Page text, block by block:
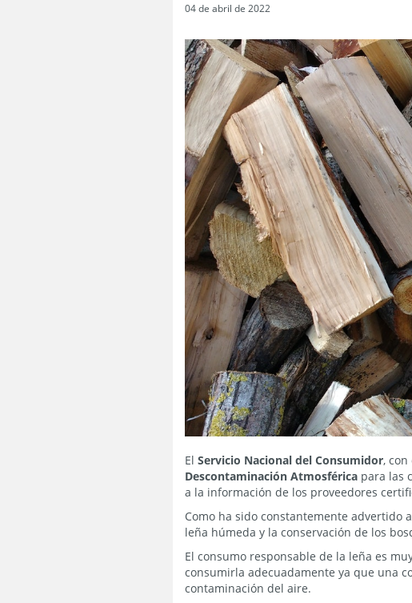
04 de abril de 2022
ElServicio Nacional del Consumidor,
Descontaminación Atmosférica para las
a la información de los proveedores
Como ha sido constantemente advertido
leña húmeda y la conservación de los
El consumo responsable de la leña es
consumirla adecuadamente ya que una
contaminación del aire.